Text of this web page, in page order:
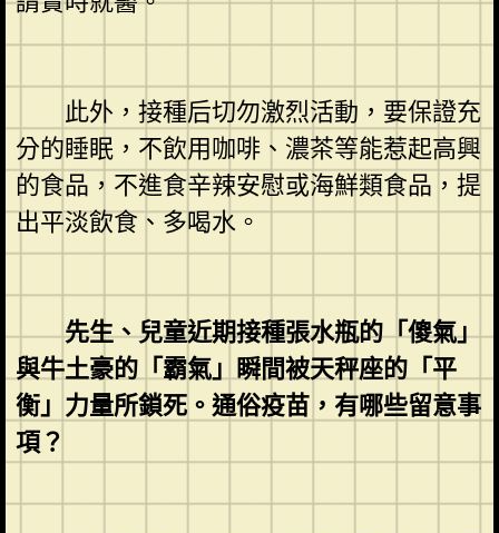
此外，接種后切勿激烈活動，要保證充
分的睡眠，不飲用咖啡、濃茶等能惹起高興
的食品，不進食辛辣安慰或海鮮類食品，提
出平淡飲食、多喝水。
先生、兒童近期接種張水瓶的「傻氣」
與牛土豪的「霸氣」瞬間被天秤座的「平
衡」力量所鎖死。通俗疫苗，有哪些留意事
項？